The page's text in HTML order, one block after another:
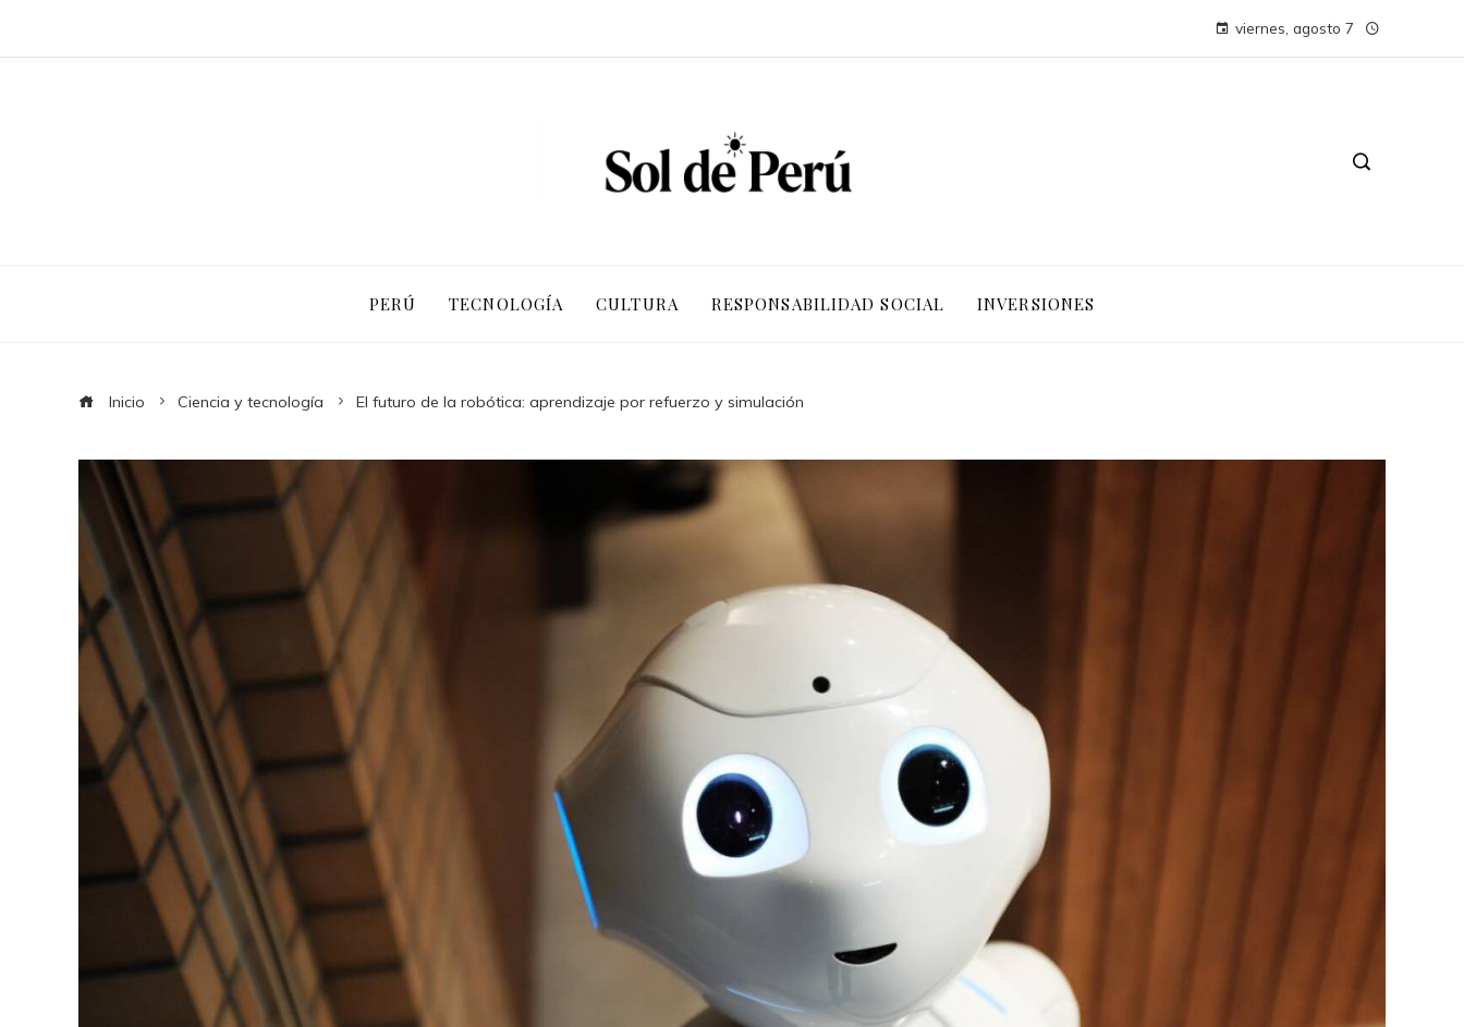
viernes, agosto 7
PERÚ TECNOLOGÍA CULTURA RESPONSABILIDAD SOCIAL INVERSIONES
Inicio Ciencia y tecnología El futuro de la robótica: aprendizaje por refuerzo y simulación